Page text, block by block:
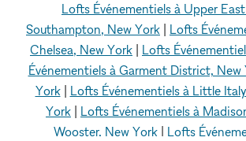
Lofts Événementiels à Upper
Southampton, New York
Lofts
Chelsea, New York
Lofts
Événementiels à Garment District, New
York| Lofts Événementiels à Little
York
Lofts Événementiels à
Wooster, New York| Lofts